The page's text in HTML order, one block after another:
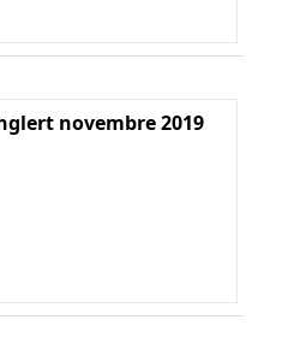
novembre 2019